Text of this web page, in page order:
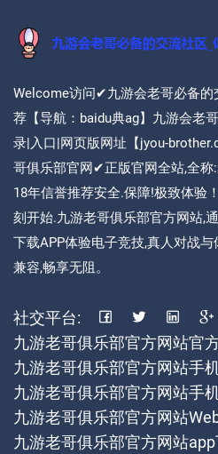
Welcome访问✔九游会老哥必备的
荐【导航：baidu典ag】九游会老
录|入口|网页版网址【jyou-
哥俱乐部官网✔正版官网全站,全称
18年信誉推荐安全.保障!极致体验
刻开始.九游老哥俱乐部官方网站,
下载APP体验电子竞技,真人对战
兼容,畅享无阻。
社交平台:
九游老哥俱乐部官方网站官
九游老哥俱乐部官方网站手
九游老哥俱乐部官方网站手
九游老哥俱乐部官方网站
九游老哥俱乐部官方网站